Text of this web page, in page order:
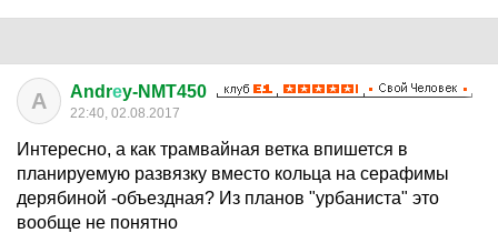
A Andrеy-NMT450
22:40, 02.08.2017
Интересно, а как трамвайная ветка впишется в
планируемую развязку вместо кольца на серафимы
дерябиной -объездная? Из планов "урбаниста" это
вообще не понятно